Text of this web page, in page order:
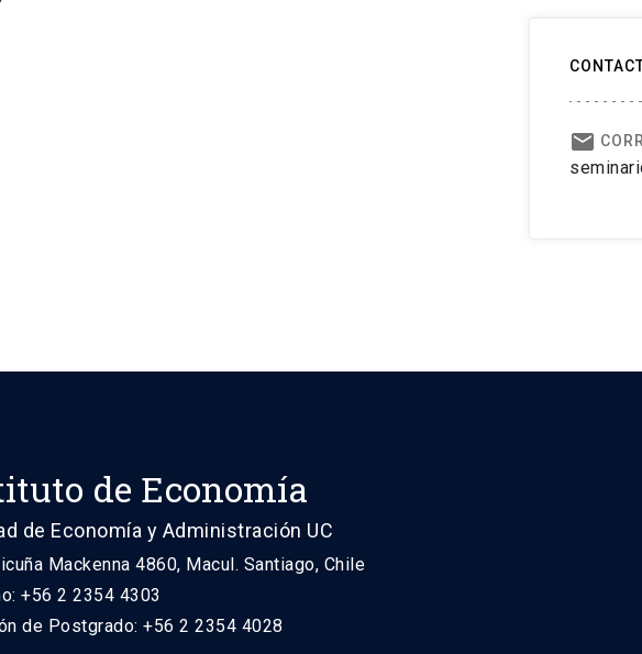
email
de Economía
de Economía y Administración UC
Mackenna 4860, Macul. Santiago, Chile
+56 2 2354 4303
de Postgrado: +56 2 2354 4028